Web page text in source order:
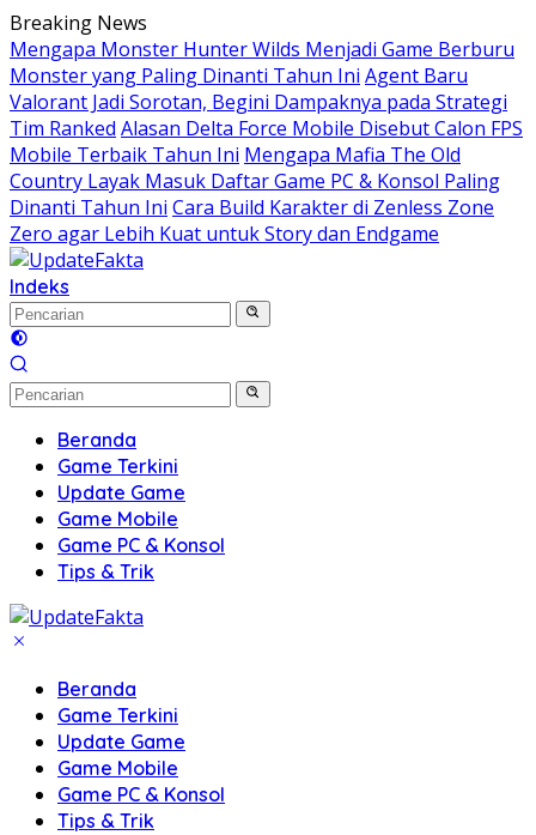
Langsung
ke
konten
Breaking News
Mengapa Monster Hunter Wilds Menjadi Game Berburu
Monster yang Paling Dinanti Tahun Ini Agent Baru
Valorant Jadi Sorotan, Begini Dampaknya pada Strategi
Tim Ranked Alasan Delta Force Mobile Disebut Calon FPS
Mobile Terbaik Tahun Ini Mengapa Mafia The Old
Country Layak Masuk Daftar Game PC & Konsol Paling
Dinanti Tahun Ini Cara Build Karakter di Zenless Zone
Zero agar Lebih Kuat untuk Story dan Endgame
Indeks
Beranda
Game Terkini
Update Game
Game Mobile
Game PC & Konsol
Tips & Trik
Beranda
Game Terkini
Update Game
Game Mobile
Game PC & Konsol
Tips & Trik